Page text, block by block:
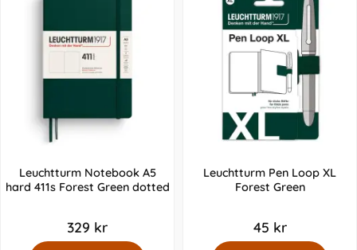
Leuchtturm Notebook A5
hard 411s Forest Green dotted
329 kr
Leuchtturm Pen Loop XL
Forest Green
45 kr